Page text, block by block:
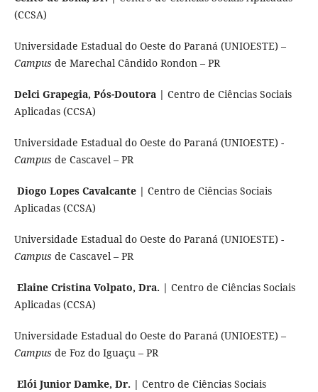
(CCSA)
Universidade Estadual do Oeste do Paraná (UNIOESTE) –
Campus de Marechal Cândido Rondon – PR
Delci Grapegia, Pós-Doutora | Centro de Ciências Sociais
Aplicadas (CCSA)
Universidade Estadual do Oeste do Paraná (UNIOESTE) -
Campus de Cascavel – PR
Diogo Lopes Cavalcante | Centro de Ciências Sociais
Aplicadas (CCSA)
Universidade Estadual do Oeste do Paraná (UNIOESTE) -
Campus de Cascavel – PR
Elaine Cristina Volpato, Dra. | Centro de Ciências Sociais
Aplicadas (CCSA)
Universidade Estadual do Oeste do Paraná (UNIOESTE) –
Campus de Foz do Iguaçu – PR
Elói Junior Damke, Dr. | Centro de Ciências Sociais